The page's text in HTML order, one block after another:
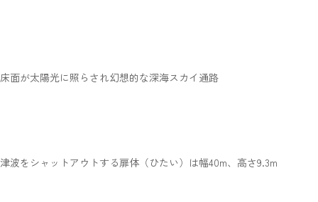
床面が太陽光に照らされ幻想的な深海スカイ通路
津波をシャットアウトする扉体（ひたい）は幅40m、高さ9.3m